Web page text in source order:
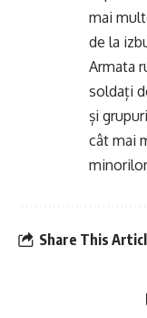
mai
de la
Armata
soldați
și
cât mai
Share This